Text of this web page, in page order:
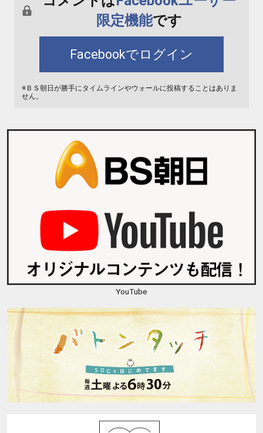
限定機能です
Facebookでログイン
※ＢＳ朝日が勝手にタイムラインやウォールに投稿することはありま
せん。
YouTube